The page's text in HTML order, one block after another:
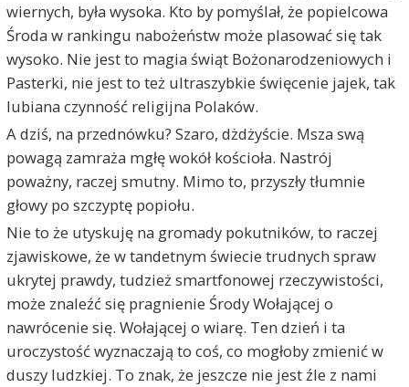
wiernych, była wysoka. Kto by pomyślał, że popielcowa
Środa w rankingu nabożeństw może plasować się tak
wysoko. Nie jest to magia świąt Bożonarodzeniowych i
Pasterki, nie jest to też ultraszybkie święcenie jajek, tak
lubiana czynność religijna Polaków.
A dziś, na przednówku? Szaro, dżdżyście. Msza swą
powagą zamraża mgłę wokół kościoła. Nastrój
poważny, raczej smutny. Mimo to, przyszły tłumnie
głowy po szczyptę popiołu.
Nie to że utyskuję na gromady pokutników, to raczej
zjawiskowe, że w tandetnym świecie trudnych spraw
ukrytej prawdy, tudzież smartfonowej rzeczywistości,
może znaleźć się pragnienie Środy Wołającej o
nawrócenie się. Wołającej o wiarę. Ten dzień i ta
uroczystość wyznaczają to coś, co mogłoby zmienić w
duszy ludzkiej. To znak, że jeszcze nie jest źle z nami